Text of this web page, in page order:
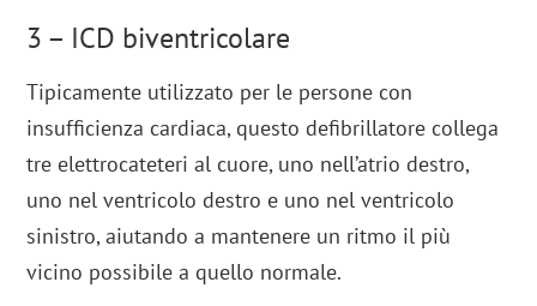
3 – ICD biventricolare
Tipicamente utilizzato per le persone con
insufficienza cardiaca, questo defibrillatore collega
tre elettrocateteri al cuore, uno nell’atrio destro,
uno nel ventricolo destro e uno nel ventricolo
sinistro, aiutando a mantenere un ritmo il più
vicino possibile a quello normale.